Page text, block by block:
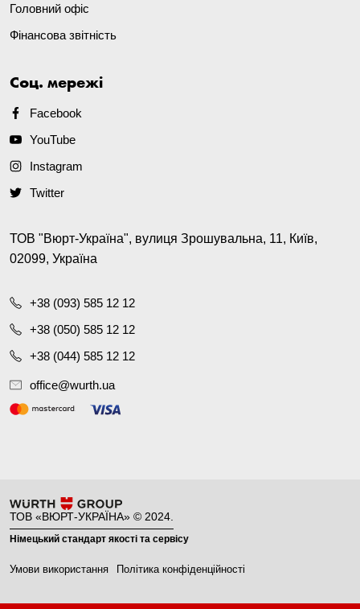
Головний офіс
Фінансова звітність
Соц. мережі
Facebook
YouTube
Instagram
Twitter
ТОВ "Вюрт-Україна", вулиця Зрошувальна, 11, Київ,
02099, Україна
+38 (093) 585 12 12
+38 (050) 585 12 12
+38 (044) 585 12 12
office@wurth.ua
ТОВ «ВЮРТ-УКРАЇНА» © 2024.
Німецький стандарт якості та сервісу
Умови використання Політика конфіденційності